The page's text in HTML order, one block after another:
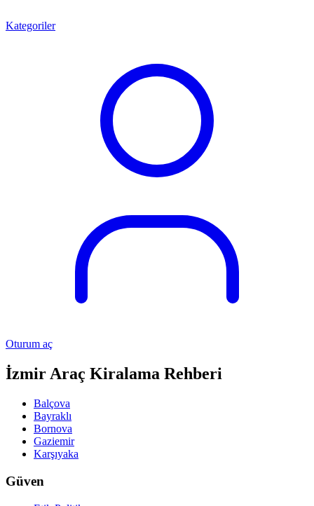
Kategoriler
Oturum aç
İzmir Araç Kiralama Rehberi
Balçova
Bayraklı
Bornova
Gaziemir
Karşıyaka
Güven